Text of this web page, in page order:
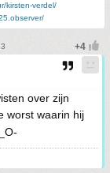
kirsten-verdel/
over zijn
worst waarin hij